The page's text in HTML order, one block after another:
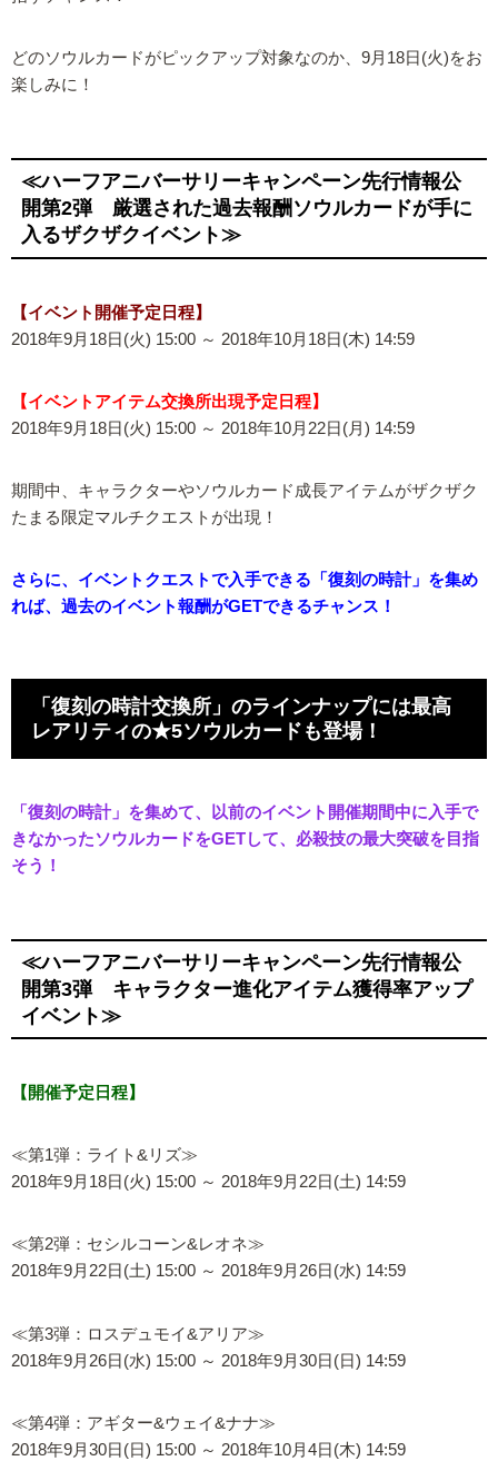
どのソウルカードがピックアップ対象なのか、9月18日(火)をお
楽しみに！
≪ハーフアニバーサリーキャンペーン先行情報公
開第2弾 厳選された過去報酬ソウルカードが手に
入るザクザクイベント≫
【イベント開催予定日程】
2018年9月18日(火) 15:00 ～ 2018年10月18日(木) 14:59
【イベントアイテム交換所出現予定日程】
2018年9月18日(火) 15:00 ～ 2018年10月22日(月) 14:59
期間中、キャラクターやソウルカード成長アイテムがザクザク
たまる限定マルチクエストが出現！
さらに、イベントクエストで入手できる「復刻の時計」を集め
れば、過去のイベント報酬がGETできるチャンス！
「復刻の時計交換所」のラインナップには最高
レアリティの★5ソウルカードも登場！
「復刻の時計」を集めて、以前のイベント開催期間中に入手で
きなかったソウルカードをGETして、必殺技の最大突破を目指
そう！
≪ハーフアニバーサリーキャンペーン先行情報公
開第3弾 キャラクター進化アイテム獲得率アップ
イベント≫
【開催予定日程】
≪第1弾：ライト&リズ≫
2018年9月18日(火) 15:00 ～ 2018年9月22日(土) 14:59
≪第2弾：セシルコーン&レオネ≫
2018年9月22日(土) 15:00 ～ 2018年9月26日(水) 14:59
≪第3弾：ロスデュモイ&アリア≫
2018年9月26日(水) 15:00 ～ 2018年9月30日(日) 14:59
≪第4弾：アギター&ウェイ&ナナ≫
2018年9月30日(日) 15:00 ～ 2018年10月4日(木) 14:59